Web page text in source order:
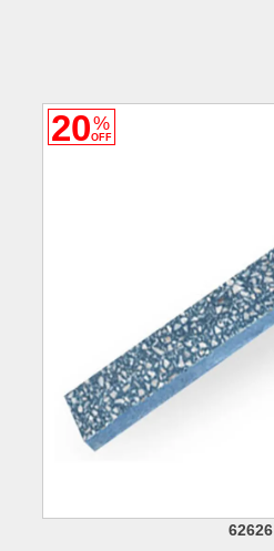
20%
OFF
62626